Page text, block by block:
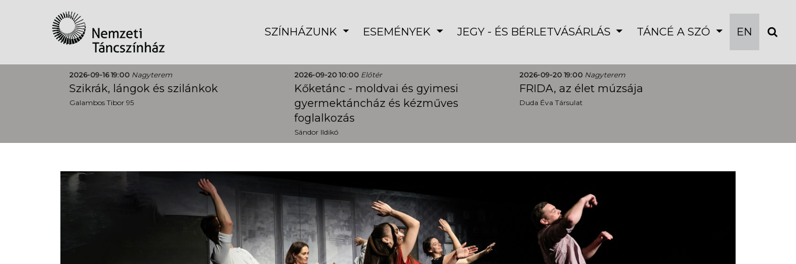
SZÍNHÁZUNK ESEMÉNYEK JEGY - ÉS BÉRLETVÁSÁRLÁS TÁNCÉ A SZÓ EN
2026-09-16 19:00 Nagyterem
Szikrák, lángok és szilánkok
Galambos Tibor 95
2026-09-20 10:00 Előtér
Kőketánc - moldvai és gyimesi
gyermektáncház és kézműves
foglalkozás
Sándor Ildikó
2026-09-20 19:00 Nagyterem
FRIDA, az élet múzsája
Duda Éva Társulat